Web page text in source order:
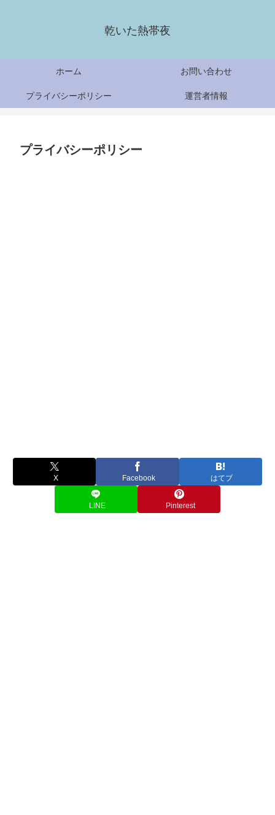
乾いた熱帯夜
ホーム お問い合わせ
プライバシーポリシー 運営者情報
プライバシーポリシー
X Facebook はてブ
LINE Pinterest